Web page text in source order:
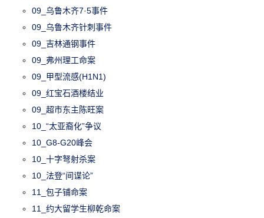
09_乌鲁木齐7·5事件
09_乌鲁木齐针刺事件
09_吉林通钢事件
09_弗州理工命案
09_甲型流感(H1N1)
09_红宝石酒楼结业
09_超市东主陈旺案
10_“太亚裔化”争议
10_G8-G20峰会
10_十字弩射杀案
10_法登“间谍论”
11_包子铺命案
11_约大留学生柳乾命案